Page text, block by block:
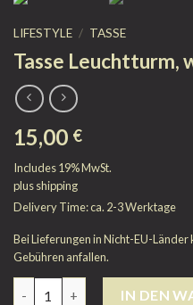
LIFESTYLE / TASSE
Tasse Leuchtturm,
15,00 €
Includes 19% MwSt.
plusshipping
Delivery Time: ca. 2-3 Werktage
Bei Lieferungen in Nicht-EU-Länder
Gebühren anfallen.
IN DEN